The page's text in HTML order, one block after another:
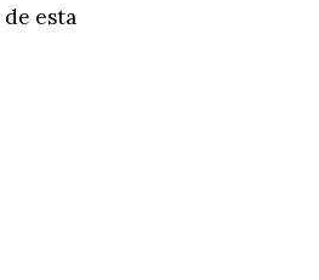
de esta